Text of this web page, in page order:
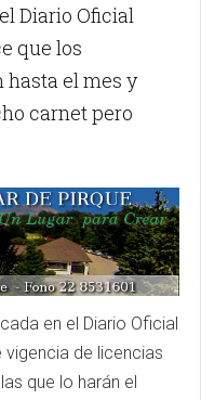
Diario Oficial
que los
el mes y
carnet pero
en el Diario Oficial
vigencia de licencias
que lo harán el